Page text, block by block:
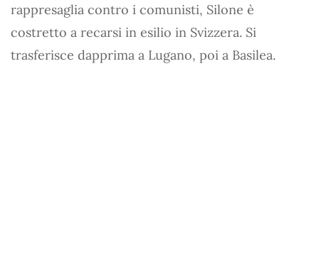
rappresaglia contro i comunisti, Silone è
costretto a recarsi in esilio in Svizzera. Si
trasferisce dapprima a Lugano, poi a Basilea.